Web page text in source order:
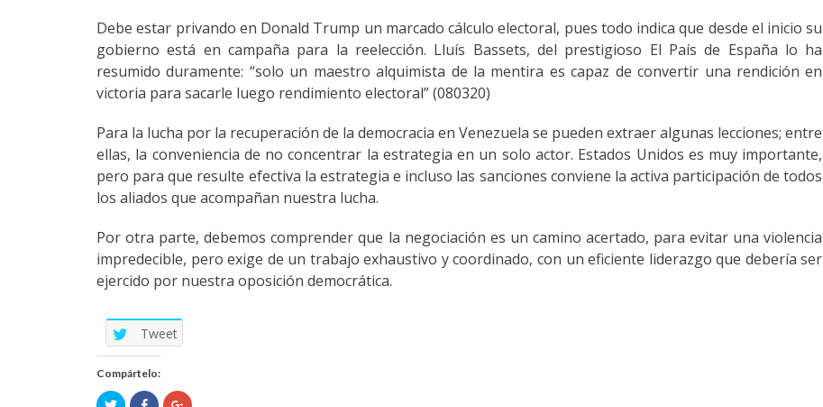
Debe estar privando en Donald Trump un marcado cálculo electoral, pues todo indica que desde el inicio su
gobierno está en campaña para la reelección. Lluís Bassets, del prestigioso El País de España lo ha
resumido duramente: “solo un maestro alquimista de la mentira es capaz de convertir una rendición en
victoria para sacarle luego rendimiento electoral” (080320)
Para la lucha por la recuperación de la democracia en Venezuela se pueden extraer algunas lecciones; entre
ellas, la conveniencia de no concentrar la estrategia en un solo actor. Estados Unidos es muy importante,
pero para que resulte efectiva la estrategia e incluso las sanciones conviene la activa participación de todos
los aliados que acompañan nuestra lucha.
Por otra parte, debemos comprender que la negociación es un camino acertado, para evitar una violencia
impredecible, pero exige de un trabajo exhaustivo y coordinado, con un eficiente liderazgo que debería ser
ejercido por nuestra oposición democrática.
Tweet
Compártelo:
Click Click Click